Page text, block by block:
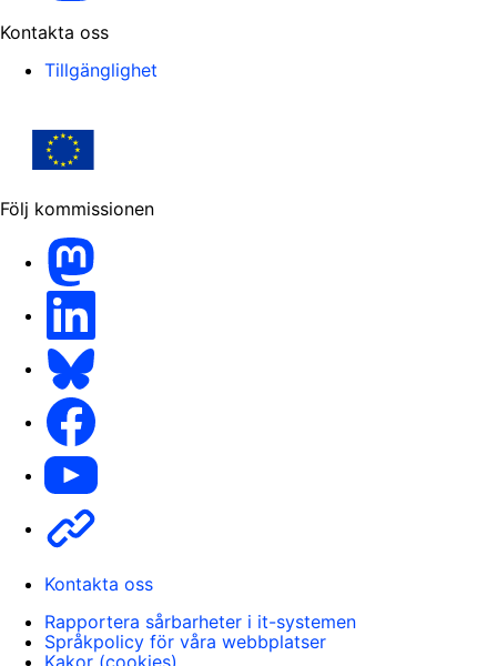
Kontakta oss
Tillgänglighet
Följ kommissionen
Youtube
Kontakta oss
Rapportera sårbarheter i it-systemen
Språkpolicy för våra webbplatser